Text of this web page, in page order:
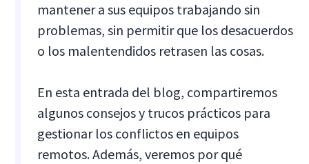
mantener a sus equipos trabajando sin
problemas, sin permitir que los desacuerdos
o los malentendidos retrasen las cosas.
En esta entrada del blog, compartiremos
algunos consejos y trucos prácticos para
gestionar los conflictos en equipos
remotos. Además, veremos por qué